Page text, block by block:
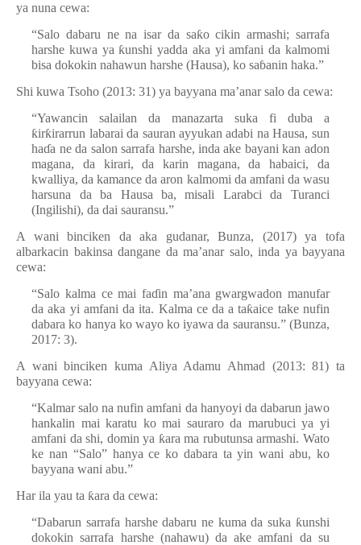
ya nuna cewa:
“Salo dabaru ne na isar da saƙo cikin armashi; sarrafa
harshe kuwa ya ƙunshi yadda aka yi amfani da kalmomi
bisa dokokin nahawun harshe (Hausa), ko saɓanin haka.”
Shi kuwa Tsoho (2013: 31) ya bayyana ma’anar salo da cewa:
“Yawancin salailan da manazarta suka fi duba a
ƙirƙirarrun labarai da sauran ayyukan adabi na Hausa, sun
haɗa ne da salon sarrafa harshe, inda ake bayani kan adon
magana, da kirari, da karin magana, da habaici, da
kwalliya, da kamance da aron kalmomi da amfani da wasu
harsuna da ba Hausa ba, misali Larabci da Turanci
(Ingilishi), da dai sauransu.”
A wani binciken da aka gudanar, Bunza, (2017) ya tofa
albarkacin bakinsa dangane da ma’anar salo, inda ya bayyana
cewa:
“Salo kalma ce mai faɗin ma’ana gwargwadon manufar
da aka yi amfani da ita. Kalma ce da a taƙaice take nufin
dabara ko hanya ko wayo ko iyawa da sauransu.” (Bunza,
2017: 3).
A wani binciken kuma Aliya Adamu Ahmad (2013: 81) ta
bayyana cewa:
“Kalmar salo na nufin amfani da hanyoyi da dabarun jawo
hankalin mai karatu ko mai sauraro da marubuci ya yi
amfani da shi, domin ya ƙara ma rubutunsa armashi. Wato
ke nan “Salo” hanya ce ko dabara ta yin wani abu, ko
bayyana wani abu.”
Har ila yau ta ƙara da cewa:
“Dabarun sarrafa harshe dabaru ne kuma da suka ƙunshi
dokokin sarrafa harshe (nahawu) da ake amfani da su